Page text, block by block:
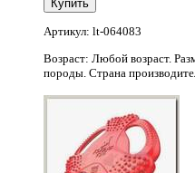
Артикул: lt-064083
Возраст: Любой возраст.
породы. Страна